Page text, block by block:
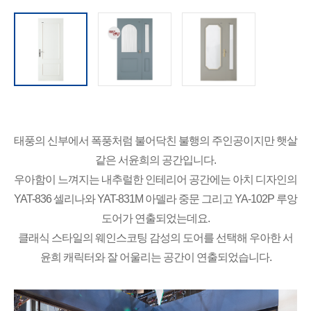
태풍의 신부에서 폭풍처럼 불어닥친 불행의 주인공이지만 햇살
같은 서윤희의 공간입니다.
우아함이 느껴지는 내추럴한 인테리어 공간에는 아치 디자인의
YAT-836 셀리나와 YAT-831M 아델라 중문 그리고 YA-102P 루앙
도어가 연출되었는데요.
클래식 스타일의 웨인스코팅 감성의 도어를 선택해 우아한 서
윤희 캐릭터와 잘 어울리는 공간이 연출되었습니다.